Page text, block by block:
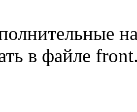
в файле